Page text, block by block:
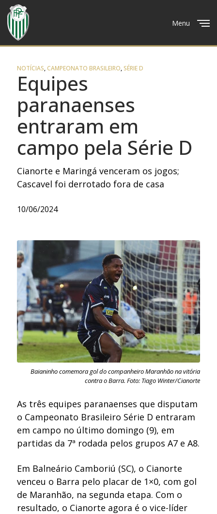
Menu
NOTÍCIAS,CAMPEONATO BRASILEIRO, SÉRIE D
Equipes
paranaenses
entraram em
campo pela Série D
Cianorte e Maringá venceram os jogos;
Cascavel foi derrotado fora de casa
10/06/2024
Baianinho comemora gol do companheiro Maranhão na vitória
contra o Barra. Foto: Tiago Winter/Cianorte
As três equipes paranaenses que disputam
o Campeonato Brasileiro Série D entraram
em campo no último domingo (9), em
partidas da 7ª rodada pelos grupos A7 e A8.
Em Balneário Camboriú (SC), o Cianorte
venceu o Barra pelo placar de 1×0, com gol
de Maranhão, na segunda etapa. Com o
resultado, o Cianorte agora é o vice-líder